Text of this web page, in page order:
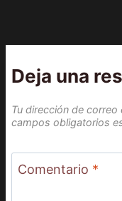
Deja una
Tu dirección de
campos obligatorios
Comentario *